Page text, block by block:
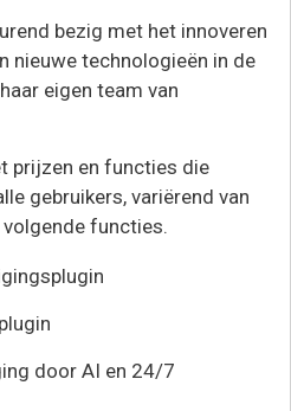
bezig met het innoveren
nieuwe technologieën in de
eigen team van
prijzen en functies die
gebruikers, variërend van
functies.
door AI en 24/7